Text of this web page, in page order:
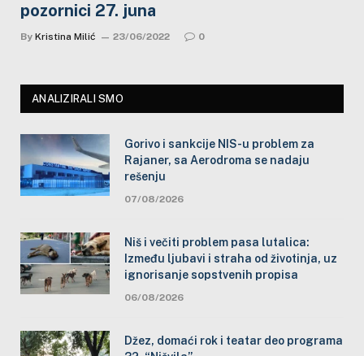
pozornici 27. juna
By Kristina Milić 23/06/2022 0
ANALIZIRALI SMO
Gorivo i sankcije NIS-u problem za
Rajaner, sa Aerodroma se nadaju
rešenju
07/08/2026
Niš i večiti problem pasa lutalica:
Između ljubavi i straha od životinja, uz
ignorisanje sopstvenih propisa
06/08/2026
Džez, domaći rok i teatar deo programa